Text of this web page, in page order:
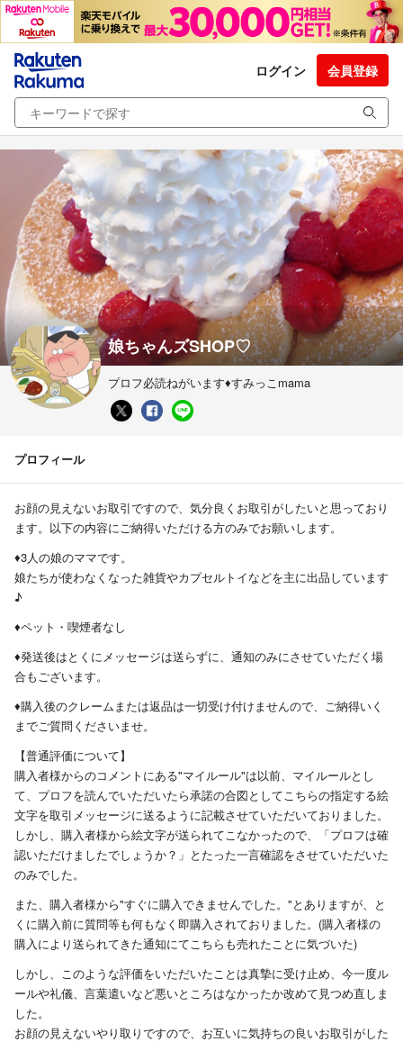
ログイン 会員登録
娘ちゃんズSHOP♡
プロフ必読ねがいます♦︎すみっこmama
プロフィール
お顔の見えないお取引ですので、気分良くお取引がしたいと思っており
ます。以下の内容にご納得いただける方のみでお願いします。
♦︎3人の娘のママです。
娘たちが使わなくなった雑貨やカプセルトイなどを主に出品しています
♪
♦︎ペット・喫煙者なし
♦︎発送後はとくにメッセージは送らずに、通知のみにさせていただく場
合もございます。
♦︎購入後のクレームまたは返品は一切受け付けませんので、ご納得いく
までご質問くださいませ。
【普通評価について】
購入者様からのコメントにある"マイルール"は以前、マイルールとし
て、プロフを読んでいただいたら承諾の合図としてこちらの指定する絵
文字を取引メッセージに送るように記載させていただいておりました。
しかし、購入者様から絵文字が送られてこなかったので、「プロフは確
認いただけましたでしょうか？」とたった一言確認をさせていただいた
のみでした。
また、購入者様から"すぐに購入できませんでした。"とありますが、と
くに購入前に質問等も何もなく即購入されておりました。(購入者様の
購入により送られてきた通知にてこちらも売れたことに気づいた)
しかし、このような評価をいただいたことは真摯に受け止め、今一度ル
ールや礼儀、言葉遣いなど悪いところはなかったか改めて見つめ直しま
した。
お顔の見えないやり取りですので、お互いに気持ちの良いお取引がした